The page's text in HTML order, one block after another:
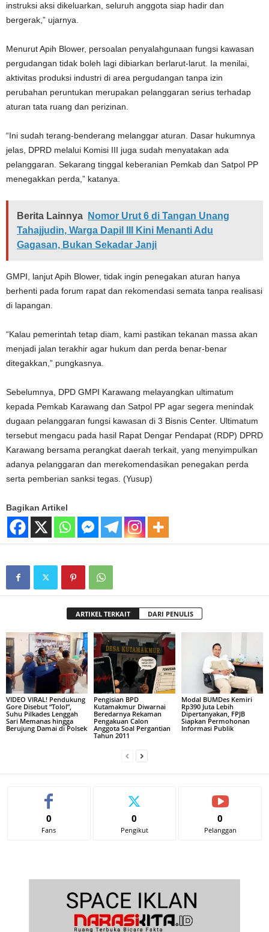
instruksi aksi dikeluarkan, seluruh anggota siap hadir dan
bergerak,” ujarnya.
Menurut Apih Blower, persoalan penyalahgunaan fungsi kawasan
pergudangan tidak boleh lagi dibiarkan berlarut-larut. Ia menilai,
aktivitas produksi industri di area pergudangan tanpa izin
perubahan peruntukan merupakan pelanggaran serius terhadap
aturan tata ruang dan perizinan.
“Ini sudah terang-benderang melanggar aturan. Dasar hukumnya
jelas, DPRD melalui Komisi III juga sudah menyatakan ada
pelanggaran. Sekarang tinggal keberanian Pemkab dan Satpol PP
menegakkan perda,” katanya.
Berita Lainnya
Nomor Urut 6 di Tangan Unang
Tahajjudin, Warga Dapil III Kini Menanti Adu
Gagasan, Bukan Sekadar Janji
GMPI, lanjut Apih Blower, tidak ingin penegakan aturan hanya
berhenti pada forum rapat dan rekomendasi semata tanpa realisasi
di lapangan.
“Kalau pemerintah tetap diam, kami pastikan tekanan massa akan
menjadi jalan terakhir agar hukum dan perda benar-benar
ditegakkan,” pungkasnya.
Sebelumnya, DPD GMPI Karawang melayangkan ultimatum
kepada Pemkab Karawang dan Satpol PP agar segera menindak
dugaan pelanggaran fungsi kawasan di 3 Bisnis Center. Ultimatum
tersebut mengacu pada hasil Rapat Dengar Pendapat (RDP) DPRD
Karawang bersama perangkat daerah terkait, yang menyimpulkan
adanya pelanggaran dan merekomendasikan penegakan perda
serta pemberian sanksi tegas. (Yusup)
Bagikan Artikel
ARTIKEL TERKAIT DARI PENULIS
VIDEO VIRAL! Pendukung
Gore Disebut “Tolol”,
Suhu Pilkades Lenggah
Sari Memanas hingga
Berujung Damai di Polsek
Pengisian BPD
Kutamakmur Diwarnai
Beredarnya Rekaman
Pengakuan Calon
Anggota Soal Pergantian
Tahun 2011
Modal BUMDes Kemiri
Rp390 Juta Lebih
Dipertanyakan, FPJB
Siapkan Permohonan
Informasi Publik
0
Fans
0
Pengikut
0
Pelanggan